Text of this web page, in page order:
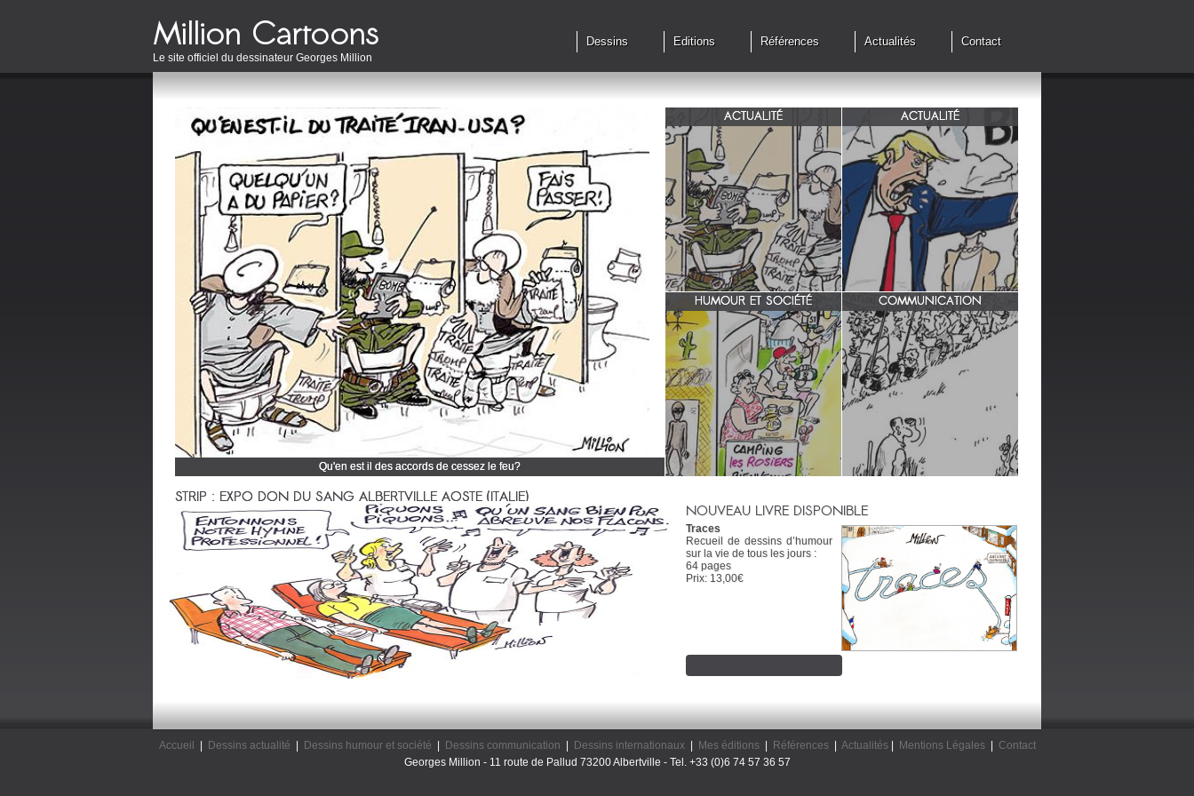
Le site officiel du dessinateur Georges Million
Dessins Editions Références Actualités Contact
Qu'en est il des accords de cessez le feu?
Cliquez et découvrez tous mes dessins d'actualité
ACTUALITÉ
Qu'en est il des accords de cessez
le feu?
ACTUALITÉ
G7 à Evian, Trump, une fois de
plus ,s'en prend aux européens.
HUMOUR ET SOCIÉTÉ
zone 51
COMMUNICATION
INRA/ Rotation des terres.
STRIP : EXPO DON DU SANG ALBERTVILLE AOSTE (ITALIE)
NOUVEAU LIVRE DISPONIBLE
Traces
Recueil de dessins d’humour
sur la vie de tous les jours :
64 pages
Prix: 13,00€
Accueil Dessins actualité Dessins humour et société Dessins communication Dessins internationaux| Mes éditions| Références| Actualités| Mentions Légales|
Contact
Georges Million - 11 route de Pallud 73200 Albertville - Tel. +33 (0)6 74 57 36 57